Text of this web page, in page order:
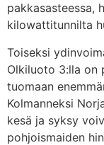
pakkasasteessa,
kilowattitunnilta
Toiseksi
Olkiluoto 3:lla on
tuomaan
Kolmanneksi
kesä ja syksy
pohjoismaiden